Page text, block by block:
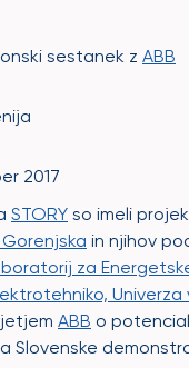
sestanek z ABB
2017
STORY so imeli
in njihov
za
Univerza
ABB o
Slovenske